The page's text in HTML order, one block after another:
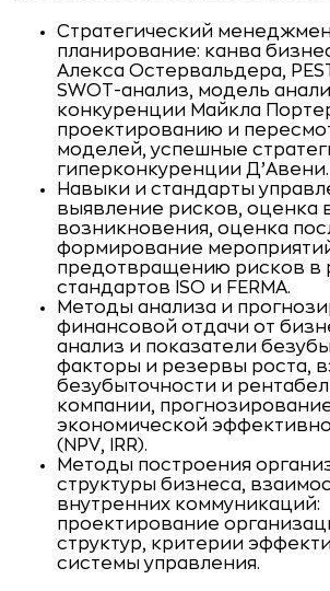
Стратегический
планирование: канва
Алекса Остервальдера,
SWOT-анализ, модель
конкуренции Майкла
проектированию и
моделей, успешные
гиперконкуренции Д’Авени.
Навыки и стандарты
выявление рисков, оценка
возникновения, оценка
формирование
предотвращению рисков в
стандартов ISO и FERMA.
Методы анализа и
финансовой отдачи от
анализ и показатели
факторы и резервы роста,
безубыточности и
компании,
экономической
(NPV, IRR).
Методы построения
структуры бизнеса,
внутренних коммуникаций:
проектирование
структур, критерии
системы управления.